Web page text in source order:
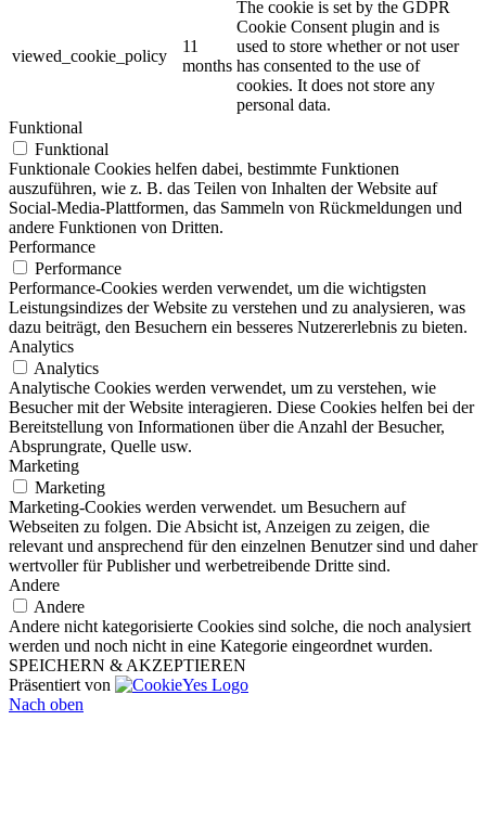
viewed_cookie_policy
11
months
The cookie is set by the GDPR
Cookie Consent plugin and is
used to store whether or not user
has consented to the use of
cookies. It does not store any
personal data.
Funktional
Funktional
Funktionale Cookies helfen dabei, bestimmte Funktionen
auszuführen, wie z. B. das Teilen von Inhalten der Website auf
Social-Media-Plattformen, das Sammeln von Rückmeldungen und
andere Funktionen von Dritten.
Performance
Performance
Performance-Cookies werden verwendet, um die wichtigsten
Leistungsindizes der Website zu verstehen und zu analysieren, was
dazu beiträgt, den Besuchern ein besseres Nutzererlebnis zu bieten.
Analytics
Analytics
Analytische Cookies werden verwendet, um zu verstehen, wie
Besucher mit der Website interagieren. Diese Cookies helfen bei der
Bereitstellung von Informationen über die Anzahl der Besucher,
Absprungrate, Quelle usw.
Marketing
Marketing
Marketing-Cookies werden verwendet. um Besuchern auf
Webseiten zu folgen. Die Absicht ist, Anzeigen zu zeigen, die
relevant und ansprechend für den einzelnen Benutzer sind und daher
wertvoller für Publisher und werbetreibende Dritte sind.
Andere
Andere
Andere nicht kategorisierte Cookies sind solche, die noch analysiert
werden und noch nicht in eine Kategorie eingeordnet wurden.
SPEICHERN & AKZEPTIEREN
Präsentiert von
Nach oben